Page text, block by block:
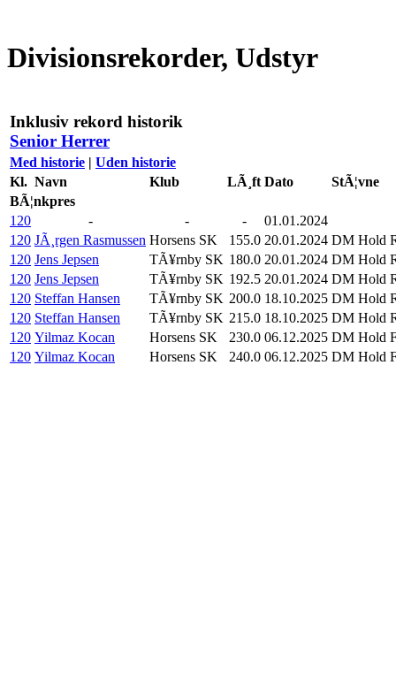
Divisionsrekorder, Udstyr
Inklusiv rekord historik
Senior Herrer
Med historie | Uden historie
Kl. Navn Klub LÃ¸ft Dato
StÃ¦vne
BÃ¦nkpres
120
- - -
01.01.2024
120 JÃ¸rgen Rasmussen Horsens SK 155.0 20.01.2024 DM Hold
120 Jens Jepsen TÃ¥rnby SK 180.0 20.01.2024 DM Hold
120 Jens Jepsen TÃ¥rnby SK 192.5 20.01.2024 DM Hold
120 Steffan Hansen TÃ¥rnby SK 200.0 18.10.2025 DM Hold
120 Steffan Hansen TÃ¥rnby SK 215.0 18.10.2025 DM Hold
120 Yilmaz Kocan Horsens SK 230.0 06.12.2025 DM Hold
120 Yilmaz Kocan Horsens SK 240.0 06.12.2025 DM Hold